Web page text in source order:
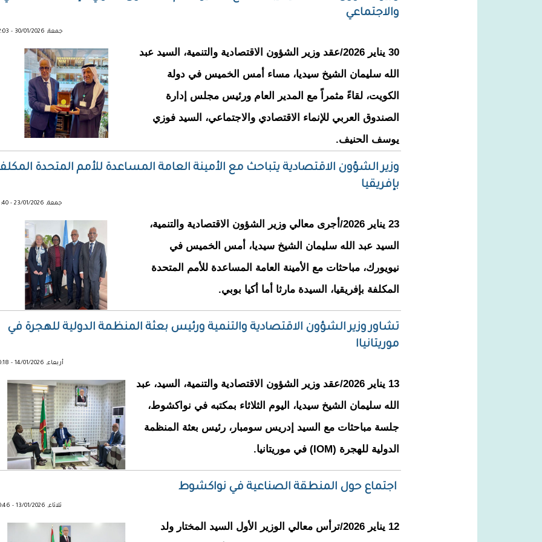
والاجتماعي
جمعة, 30/01/2026 - 12:03
30 يناير 2026/عقد وزير الشؤون الاقتصادية والتنمية، السيد عبد
الله سليمان الشيخ سيديا، مساء أمس الخميس في دولة
الكويت، لقاءً مثمراً مع المدير العام ورئيس مجلس إدارة
الصندوق العربي للإنماء الاقتصادي والاجتماعي، السيد فوزي
يوسف الحنيف.
وزير الشؤون الاقتصادية يتباحث مع الأمينة العامة المساعدة للأمم المتحدة
بإفريقيا
جمعة, 23/01/2026 - 11:40
23 يناير 2026/أجرى معالي وزير الشؤون الاقتصادية والتنمية،
السيد عبد الله سليمان الشيخ سيديا، أمس الخميس في
نيويورك، مباحثات مع الأمينة العامة المساعدة للأمم المتحدة
المكلفة بإفريقيا، السيدة مارثا أما أكيا بوبي.
تشاور وزير الشؤون الاقتصادية والتنمية ورئيس بعثة المنظمة الدولية للهجرة في
موريتانياا
أربعاء, 14/01/2026 - 10:18
13 يناير 2026/عقد وزير الشؤون الاقتصادية والتنمية، السيد، عبد
الله سليمان الشيخ سيديا، اليوم الثلاثاء بمكتبه في نواكشوط،
جلسة مباحثات مع السيد إدريس سومبار، رئيس بعثة المنظمة
الدولية للهجرة (IOM) في موريتانيا.
اجتماع حول المنطقة الصناعية في نواكشوط
ثلاثاء, 13/01/2026 - 10:46
12 يناير 2026/ترأس معالي الوزير الأول السيد المختار ولد